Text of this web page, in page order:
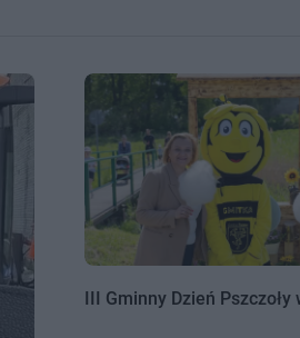
III Gminny Dzień Pszczoły